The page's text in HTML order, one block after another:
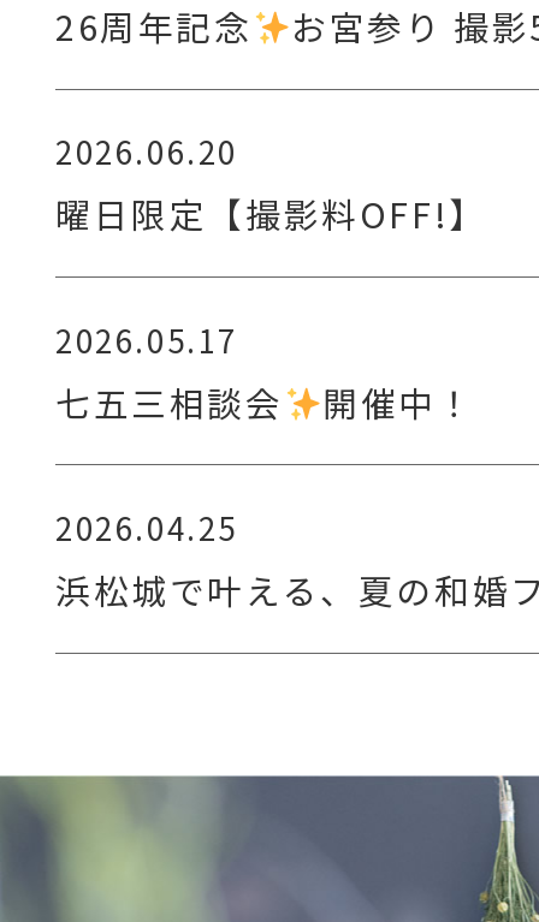
26周年記念 お宮参り 撮
2026.06.20
曜日限定【撮影料OFF!】
2026.05.17
七五三相談会 開催中！
2026.04.25
浜松城で叶える、夏の和婚